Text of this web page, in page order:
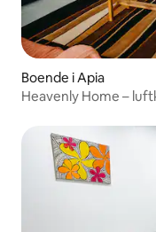
Boende i Apia
Heavenly Home –